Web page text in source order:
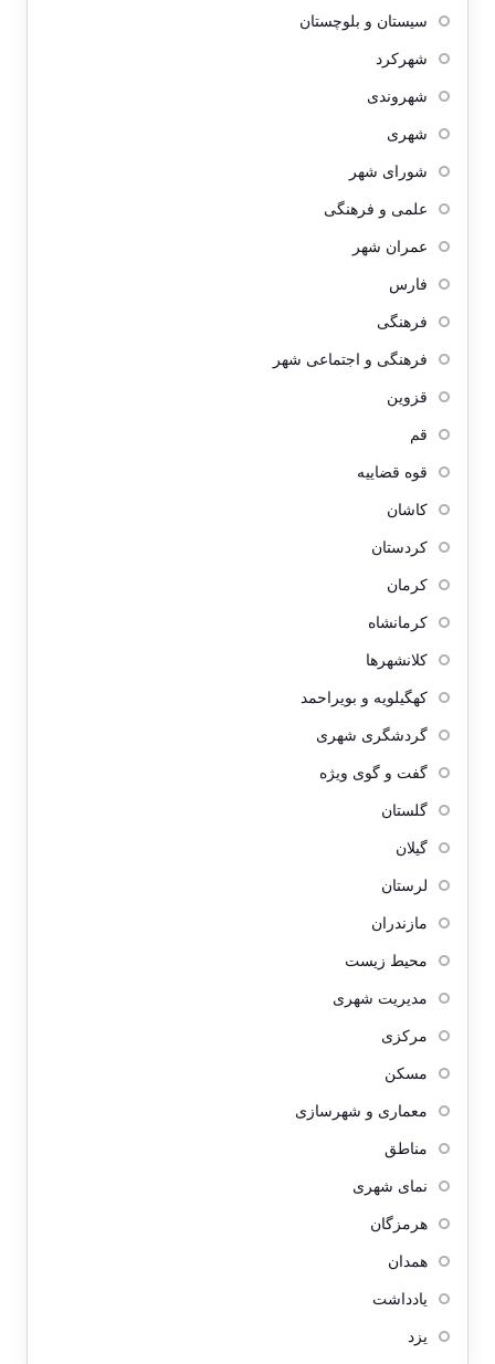
سیستان و بلوچستان
شهرکرد
شهروندی
شهری
شورای شهر
علمی و فرهنگی
عمران شهر
فارس
فرهنگی
فرهنگی و اجتماعی شهر
قزوین
قم
قوه قضاییه
کاشان
کردستان
کرمان
کرمانشاه
کلانشهرها
کهگیلویه و بویراحمد
گردشگری شهری
گفت و گوی ویژه
گلستان
گیلان
لرستان
مازندران
محیط زیست
مدیریت شهری
مرکزی
مسکن
معماری و شهرسازی
مناطق
نمای شهری
هرمزگان
همدان
یادداشت
یزد